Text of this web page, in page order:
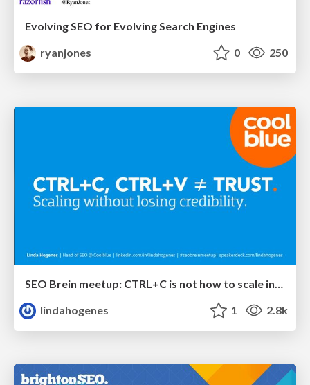
Evolving SEO for Evolving Search Engines
ryanjones
0 250
SEO Brein meetup: CTRL+C is not how to scale international SEO
lindahogenes
1 2.8k